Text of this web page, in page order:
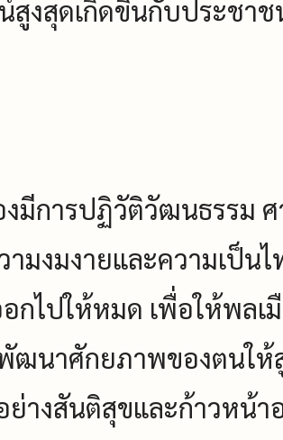
สูงสุดเกิดขึ้นกับประชา
งมีการปฏิวัติวัฒนธรรม
ามงมงายและความเป็
กไปให้หมด เพื่อให้พลเ
ฒนาศักยภาพของตนให้
ย่างสันติสุขและก้าวหน้า